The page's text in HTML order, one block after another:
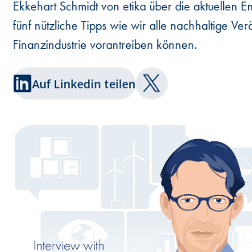
Ekkehart Schmidt von etika über die aktuellen
fünf nützliche Tipps wie wir alle nachhaltige
Finanzindustrie vorantreiben können.
Auf Linkedin teilen Auf Twitter teilen